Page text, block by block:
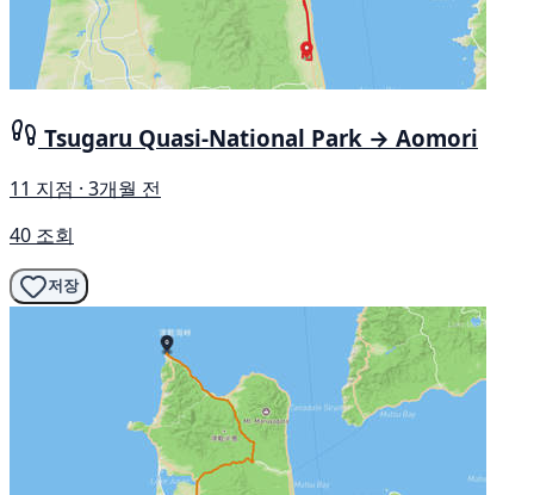
Tsugaru Quasi-National Park → Aomori
11 지점 · 3개월 전
40 조회
저장